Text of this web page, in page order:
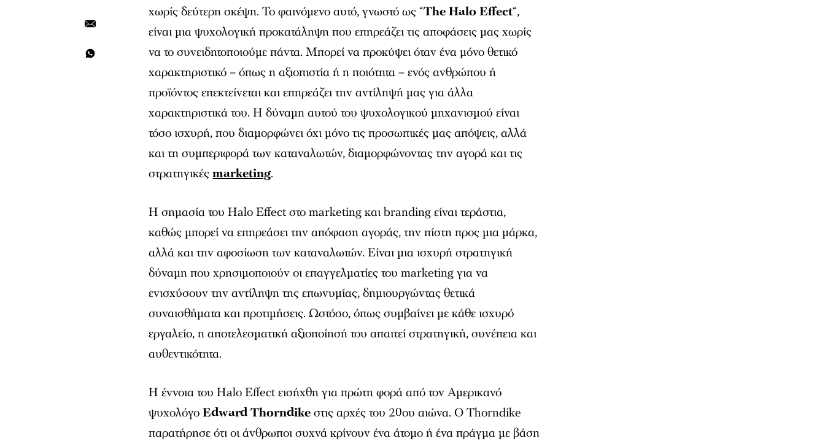
χωρίς δεύτερη σκέψη. Το φαινόμενο αυτό, γνωστό ως “The Halo Effect“,
είναι μια ψυχολογική προκατάληψη που επηρεάζει τις αποφάσεις μας χωρίς
να το συνειδητοποιούμε πάντα. Μπορεί να προκύψει όταν ένα μόνο θετικό
χαρακτηριστικό – όπως η αξιοπιστία ή η ποιότητα – ενός ανθρώπου ή
προϊόντος επεκτείνεται και επηρεάζει την αντίληψή μας για άλλα
χαρακτηριστικά του. Η δύναμη αυτού του ψυχολογικού μηχανισμού είναι
τόσο ισχυρή, που διαμορφώνει όχι μόνο τις προσωπικές μας απόψεις, αλλά
και τη συμπεριφορά των καταναλωτών, διαμορφώνοντας την αγορά και τις
στρατηγικέςmarketing.
Η σημασία του Halo Effect στο marketing και branding είναι τεράστια,
καθώς μπορεί να επηρεάσει την απόφαση αγοράς, την πίστη προς μια μάρκα,
αλλά και την αφοσίωση των καταναλωτών. Είναι μια ισχυρή στρατηγική
δύναμη που χρησιμοποιούν οι επαγγελματίες του marketing για να
ενισχύσουν την αντίληψη της επωνυμίας, δημιουργώντας θετικά
συναισθήματα και προτιμήσεις. Ωστόσο, όπως συμβαίνει με κάθε ισχυρό
εργαλείο, η αποτελεσματική αξιοποίησή του απαιτεί στρατηγική, συνέπεια και
αυθεντικότητα.
Η έννοια του Halo Effect εισήχθη για πρώτη φορά από τον Αμερικανό
ψυχολόγοEdward Thorndikeστις αρχές του 20ου αιώνα. Ο Thorndike
παρατήρησε ότι οι άνθρωποι συχνά κρίνουν ένα άτομο ή ένα πράγμα με βάση